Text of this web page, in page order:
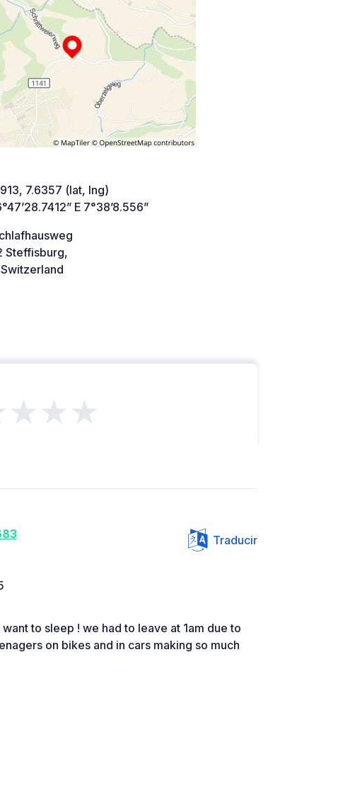
7.6357 (lat, lng)
E 7°38’8.556”
Steffisburg,
Switzerland
Traducir
to sleep ! we had to leave at 1am due to
on bikes and in cars making so much